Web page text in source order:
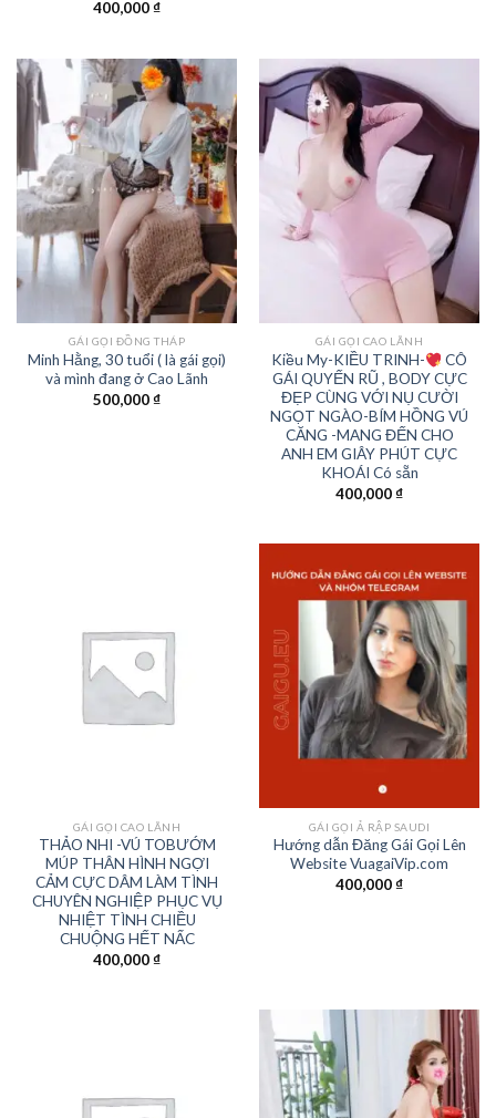
400,000₫
GÁI GỌI ĐỒNG THÁP
Minh Hằng, 30 tuổi ( là gái gọi)
và mình đang ở Cao Lãnh
500,000₫
GÁI GỌI CAO LÃNH
Kiều My-KIỀU TRINH-
CÔ
GÁI QUYẾN RŨ , BODY CỰC
ĐẸP CÙNG VỚI NỤ CƯỜI
NGỌT NGÀO-BÍM HỒNG VÚ
CĂNG -MANG ĐẾN CHO
ANH EM GIÂY PHÚT CỰC
KHOÁI Có sẵn
400,000₫
GÁI GỌI CAO LÃNH
THẢO NHI -VÚ TOBƯỚM
MÚP THÂN HÌNH NGỢI
CẢM CỰC DÂM LÀM TÌNH
CHUYÊN NGHIỆP PHỤC VỤ
NHIỆT TÌNH CHIỀU
CHUỘNG HẾT NẤC
400,000₫
GÁI GỌI Ả RẬP SAUDI
Hướng dẫn Đăng Gái Gọi Lên
Website VuagaiVip.com
400,000₫